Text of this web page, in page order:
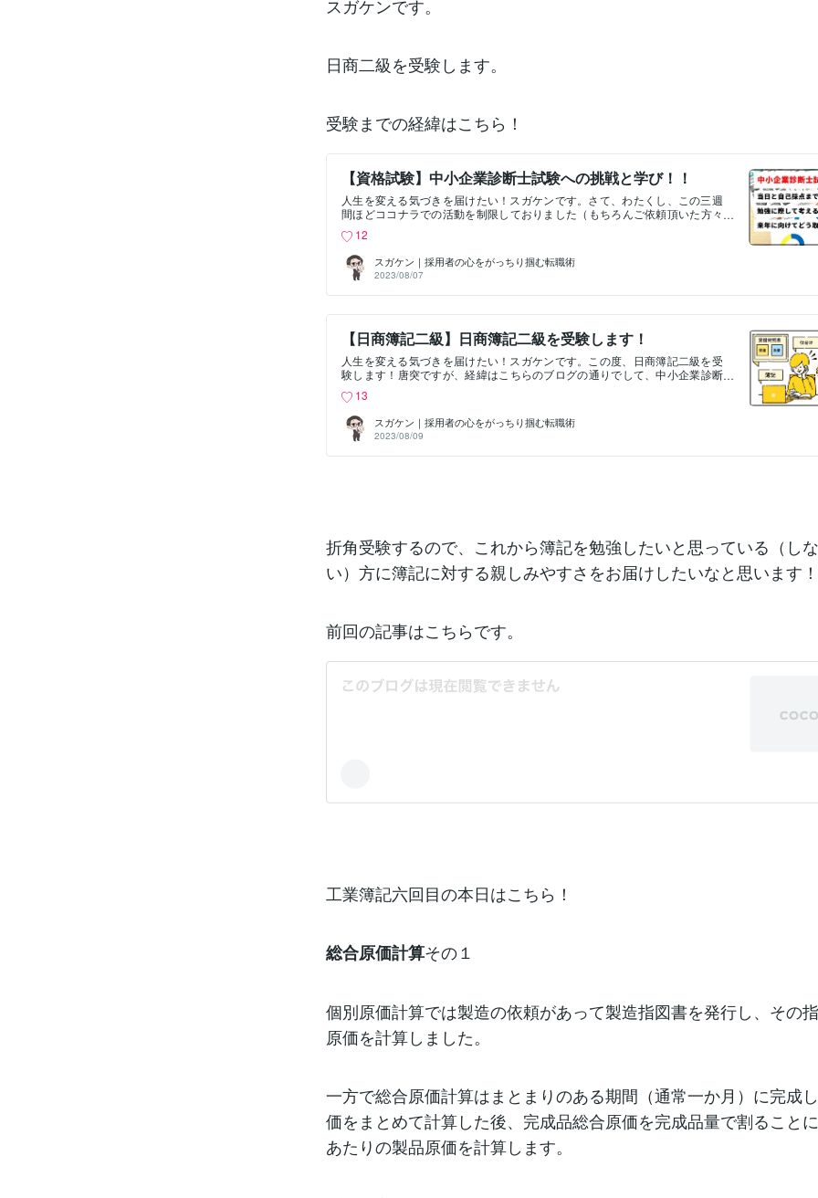
スガケンです。
日商二級を受験します。
受験までの経緯はこちら！
【資格試験】中小企業診断士試験への挑戦と学び！！
人生を変える気づきを届けたい！スガケンです。さて、わたくし、この三週
間ほどココナラでの活動を制限しておりました（もちろんご依頼頂いた方々
の一つに中小企業診断士試験の受験があります。実は去年も受験していたの
で二年目です。そして自己採点の結果、来年の受験もほぼ確定したので三回
目の受験は決定的です！(笑)とはいえ、一年目は経営と法務、二年目は経済と
政策の科目合格（予定）を勝ち取ったので、成長はしていると思います！来
年受からないと大変なので、来年は命がけです、、、今回は情報システムと
るので、私の備忘録として、またどなたかのお役に立つかもしれない事を祈
って文字に残していきたいと思います。 &lt;当日～自己採点編&gt; まず試験当
日～自己採点までの気づきです。・長丁場なので体が痛くなる ┗これは勉
強中から困っていたのですが、首から腰にかけて長時間座っていると痛くな
ります。若い頃はずっと座っていても大丈夫だったのにしんどいです。これ
はある程度予想がついたので、座布団を持参しました。どれだけ効果があっ
たかわかりませんが、多少以上に効果があったと思っています。 ・飽きる
┗長い。とにかく長いです。フルで受験すると9時50分~17時10分、9時50分
~15時と二日間がっちりです。私は第一種放射線取扱主任者と第三種電気主任
技術者を持っているので（どちらも受験は10年ほど前）、試験時間が多少長
12
スガケン｜採用者の心をがっちり掴む転職術
2023/08/07
【日商簿記二級】日商簿記二級を受験します！
人生を変える気づきを届けたい！スガケンです。この度、日商簿記二級を受
験します！唐突ですが、経緯はこちらのブログの通りでして、中小企業診断
です。私は転職したいなぁと思っている方のサポートをしているのですが、
バックオフィス系の転職を希望される方には簿記の資格取得をおすすめする
ことがあります。おすすめするにあたって、私も取得しておこうという意図
もあります。経理は部門の責任者をしていたこともあるので、実務にどのく
らい役立つ資格なのかを見定めるという目的もあります。ですので簿記二級
ると思いますが、簿記の勉強の様子をお届けしようと思いますので、参考
に、、、なるかわかりませんが、書いていきます！何か聞いてみたいことが
ありましたら是非お気軽にメッセージ下さい！一緒に勉強はじめますとかで
も大丈夫です！喜びます(笑)こんなサービスを提供しています。
13
スガケン｜採用者の心をがっちり掴む転職術
2023/08/09
折角受験するので、これから簿記を勉強したいと思っている（し
い）方に簿記に対する親しみやすさをお届けしたいなと思います！
前回の記事はこちらです。
工業簿記六回目の本日はこちら！
総合原価計算その１
個別原価計算では製造の依頼があって製造指図書を発行し、その
原価を計算しました。
一方で総合原価計算はまとまりのある期間（通常一か月）に完成
価をまとめて計算した後、完成品総合原価を完成品量で割ること
あたりの製品原価を計算します。